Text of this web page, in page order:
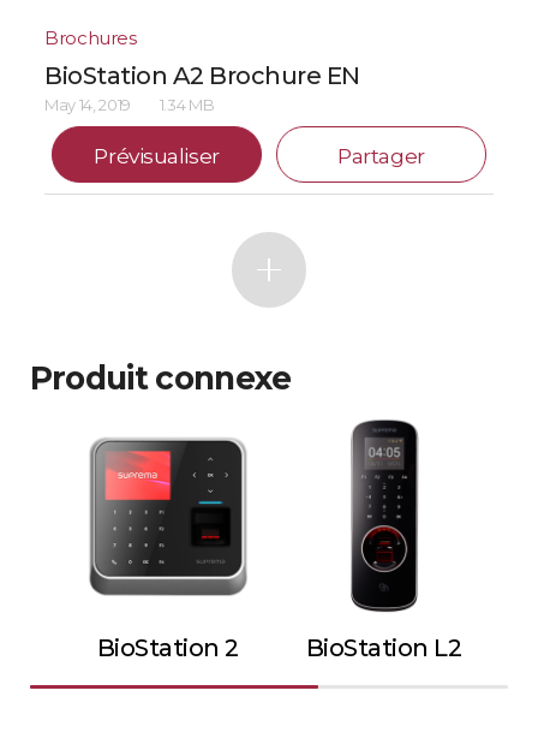
Brochures
BioStation A2 Brochure EN
May 14, 2019 1.34 MB
Prévisualiser Partager
Produit connexe
BioStation 2 BioStation L2